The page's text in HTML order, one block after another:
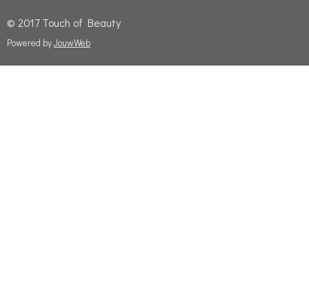
© 2017 Touch of Beauty
Powered byJouwWeb